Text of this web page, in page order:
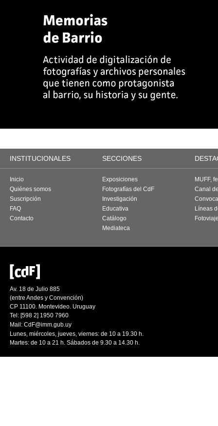
INSTITUCIONALES SECCIONES
Inicio
Quiénes somos
Suscripción
FAQ
Contacto
Exposiciones
Fotografías del CdF
Investigación
Educativa
Catálogo
Mediateca
MUFF,
Canal
Líneas
Av. 18 de Julio 885
(entre Andes y Convención)
CP 11100. Montevideo. Uruguay
Tel: [598 2] 1950 7960
Mail: CdF@imm.gub.uy
Lunes, miércoles, jueves, viernes: de 10 a 19.30 h.
Martes: de 10 a 21 h. Sábados de 9.30 a 14.30 h.